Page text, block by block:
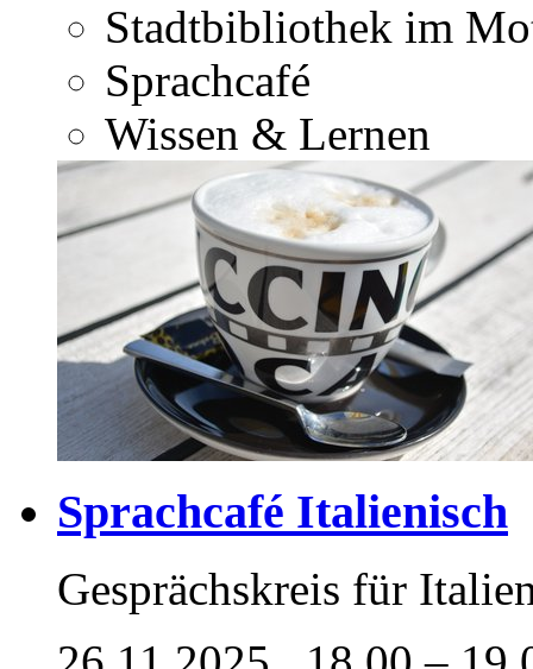
Stadtbibliothek im
Sprachcafé
Wissen & Lernen
Sprachcafé Italienisch
Gesprächskreis für